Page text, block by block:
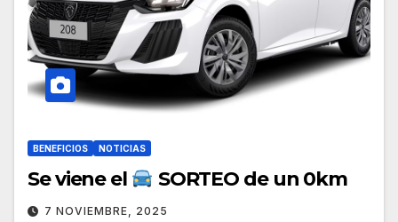
BENEFICIOS NOTICIAS
Se viene el SORTEO de un 0km
7 NOVIEMBRE, 2025